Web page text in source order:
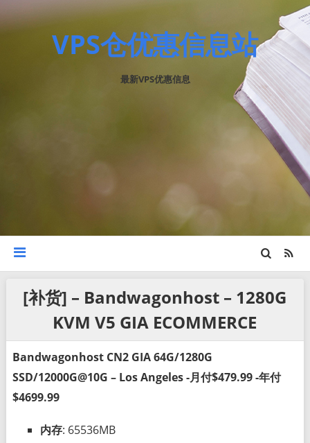
VPS仓优惠信息站
最新VPS优惠信息
[补货] – Bandwagonhost – 1280G
KVM V5 GIA ECOMMERCE
Bandwagonhost CN2 GIA 64G/1280G
SSD/12000G@10G – Los Angeles -月付$479.99 -年付
$4699.99
内存: 65536MB